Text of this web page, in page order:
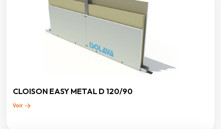
CLOISON EASY METAL D 120/90
Voir